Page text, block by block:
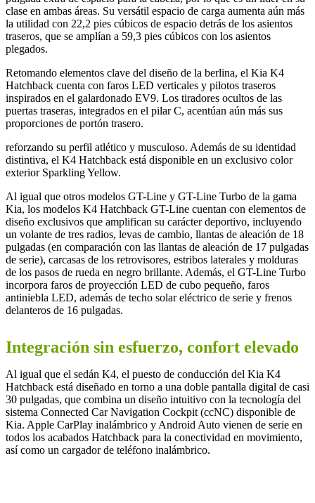
clase en ambas áreas. Su versátil espacio de carga aumenta aún más
la utilidad con 22,2 pies cúbicos de espacio detrás de los asientos
traseros, que se amplían a 59,3 pies cúbicos con los asientos
plegados.
Retomando elementos clave del diseño de la berlina, el Kia K4
Hatchback cuenta con faros LED verticales y pilotos traseros
inspirados en el galardonado EV9. Los tiradores ocultos de las
puertas traseras, integrados en el pilar C, acentúan aún más sus
proporciones de portón trasero.
reforzando su perfil atlético y musculoso. Además de su identidad
distintiva, el K4 Hatchback está disponible en un exclusivo color
exterior Sparkling Yellow.
Al igual que otros modelos GT-Line y GT-Line Turbo de la gama
Kia, los modelos K4 Hatchback GT-Line cuentan con elementos de
diseño exclusivos que amplifican su carácter deportivo, incluyendo
un volante de tres radios, levas de cambio, llantas de aleación de 18
pulgadas (en comparación con las llantas de aleación de 17 pulgadas
de serie), carcasas de los retrovisores, estribos laterales y molduras
de los pasos de rueda en negro brillante. Además, el GT-Line Turbo
incorpora faros de proyección LED de cubo pequeño, faros
antiniebla LED, además de techo solar eléctrico de serie y frenos
delanteros de 16 pulgadas.
Integración sin esfuerzo, confort elevado
Al igual que el sedán K4, el puesto de conducción del Kia K4
Hatchback está diseñado en torno a una doble pantalla digital de casi
30 pulgadas, que combina un diseño intuitivo con la tecnología del
sistema Connected Car Navigation Cockpit (ccNC) disponible de
Kia. Apple CarPlay inalámbrico y Android Auto vienen de serie en
todos los acabados Hatchback para la conectividad en movimiento,
así como un cargador de teléfono inalámbrico.